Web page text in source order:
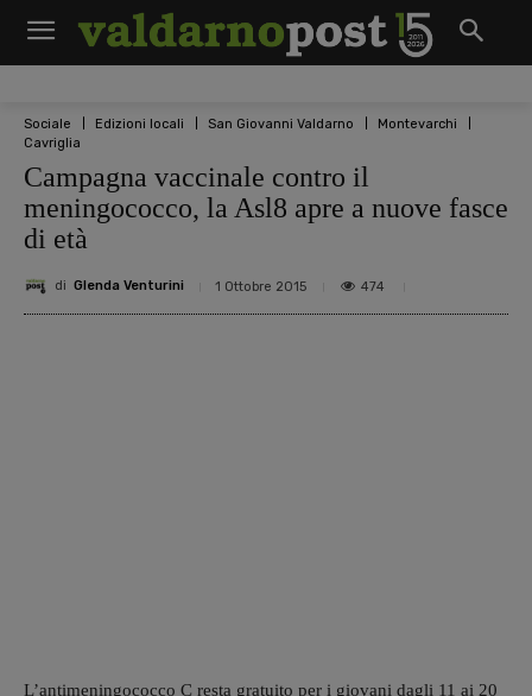
Sociale Edizioni locali San Giovanni Valdarno
Montevarchi
Cavriglia
Campagna vaccinale contro il
meningococco, la Asl8 apre a nuove fasce
di età
di Glenda Venturini 1 Ottobre 2015 474
L’antimeningococco C resta gratuito per i giovani dagli 11 ai 20